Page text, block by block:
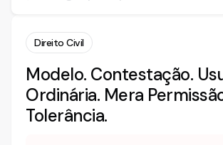
O que significa animus domini?
Direito Civil
Modelo. Contestação.
Ordinária. Mera
Tolerância.